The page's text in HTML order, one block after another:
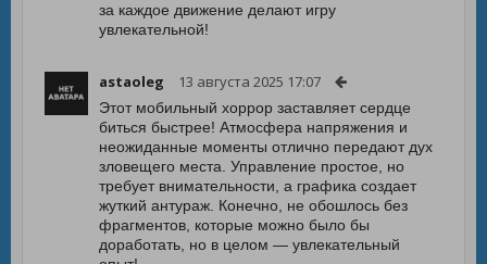
за каждое движение делают игру
увлекательной!
astaoleg 13 августа 2025 17:07
Этот мобильный хоррор заставляет сердце
биться быстрее! Атмосфера напряжения и
неожиданные моменты отлично передают дух
зловещего места. Управление простое, но
требует внимательности, а графика создает
жуткий антураж. Конечно, не обошлось без
фрагментов, которые можно было бы
доработать, но в целом — увлекательный